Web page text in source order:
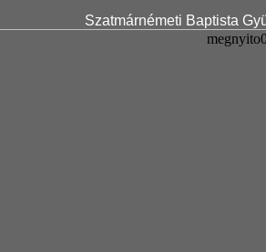
Szatmárnémeti Baptista